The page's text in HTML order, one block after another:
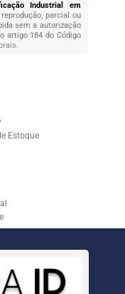
Industrial em
parcial ou
sem a autorização
artigo 184 do Código
.
Estoque
Logísticos